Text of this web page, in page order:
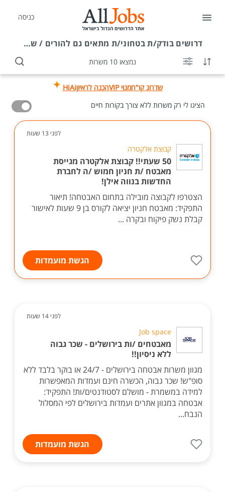
כניסה
דרושים בודק/ת בטחוני/ת מתאים גם להורים / שעות גמישות
נמצאו 10 משרות
שדרוג קו"חמנוי VIP הכנה לראיוןHiAi
הציגו לי רק משרות ללא צורך בקורות חיים
לפני 13 שעות
קבוצת אלקטרה
50 שעתי!! קבוצת אלקטרה מגייסת
מאבטח /ת חניון חמוש /ה לחברת
החדשות בנווה אילן!
הצטרפו לקבוצה מובילה בתחום האבטחה! תיאור
התפקיד: מאבטח חניון יציאה לקורס בן 9 שעות לאישור
קבלת נשק פיקוח ובקרה ...
הגשת מועמדות
לפני 14 שעות
Job space
מאבטחים /ות בירושלים - שכר גבוה
ללא ניסיון!!
מגוון משרות אבטחה בירושלים - 24/7 או בוקר בלבד ללא
סופ"ש! שכר גבוה, הכשרה חינם ועמדות המאפשרות
למידה במשמרת - מושלם לסטודנטים/ות! התפקיד:
אבטחה במגוון אתרים ועמדות בירושלים לפי המסלול
הנבח...
הגשת מועמדות